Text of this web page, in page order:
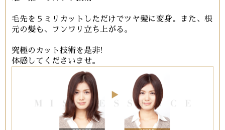
毛先を５ミリカットしただけでツヤ髪に変身。また、根
元の髪も、フンワリ立ち上がる。
究極のカット技術を是非!
体感してくださいませ。